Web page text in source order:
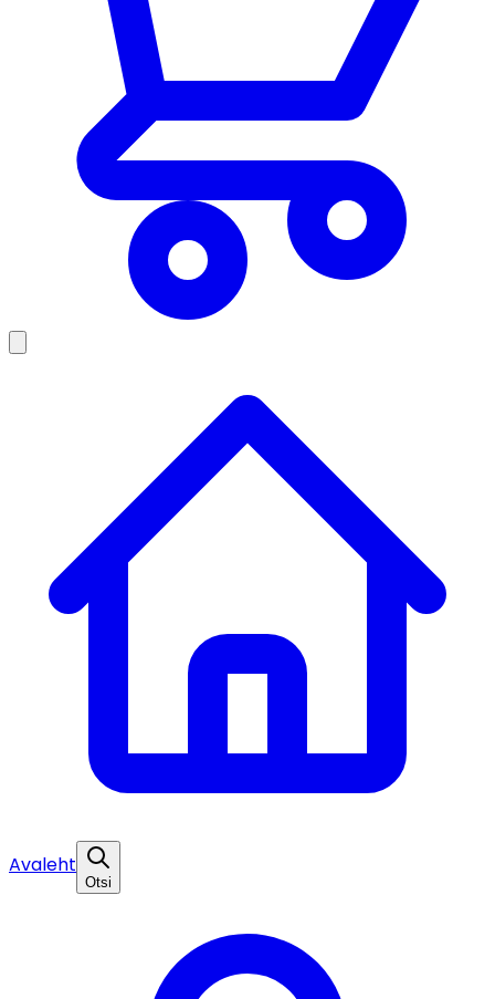
Avaleht
Otsi